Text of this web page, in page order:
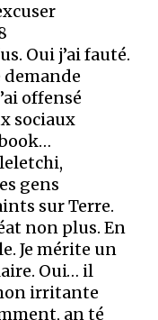
Oui j’ai fauté.
demande
offensé
sociaux
gens
sur Terre.
non plus. En
Je mérite un
Oui… il
irritante
an té